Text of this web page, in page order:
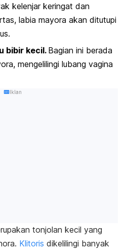
kelenjar keringat dan
labia mayora akan ditutupi
bibir kecil. Bagian ini berada
mengelilingi lubang vagina
Iklan
tonjolan kecil yang
Klitoris dikelilingi banyak